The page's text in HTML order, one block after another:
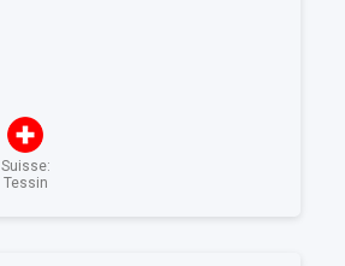
Suisse:
Tessin